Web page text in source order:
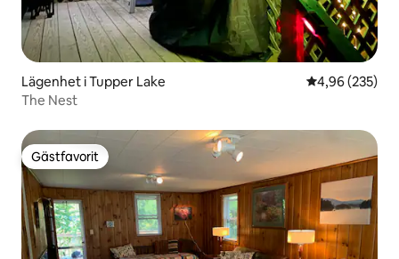
Lägenhet i Tupper Lake 4,96 av 5 i
4,96 (235)
The Nest
Gästfavorit
Gästfavorit